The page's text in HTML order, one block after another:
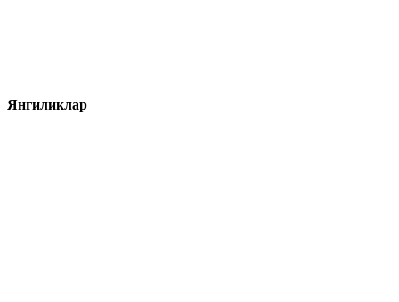
Янгиликлар